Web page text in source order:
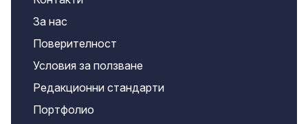
За нас
Поверителност
Условия за ползване
Редакционни стандарти
Портфолио